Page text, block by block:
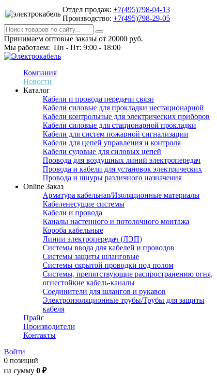
Отдел продаж: +7(495)798-04-13
Производство: +7(495)798-29-05
Принимаем оптовые заказы от 20000 руб.
Мы работаем: Пн - Пт: 9:00 - 18:00
Компания
Новости
Каталог
Кабели и провода передачи связи
Кабели силовые для прокладки нестационарной
Кабели контрольные для электрических приборов
Кабели силовые для стационарной прокладки
Кабели для систем пожарной сигнализации
Кабели для цепей управления и контроля
Кабели судовые для силовых цепей
Провода для воздушных линий электропередач
Провода и кабели для установок электрических
Провода и шнуры различного назначения
Online Заказ
Арматура кабельная/Изоляционные материалы
Кабеленесущие системы
Кабели и провода
Каналы настенного и потолочного монтажа
Короба кабельные
Линии электропередач (ЛЭП)
Системы ввода для кабелей и проводов
Системы защиты шланговые
Системы скрытой проводки под полом
Системы, препятствующие распространению огня,
огнестойкие кабель-каналы
Соединители для шлангов и рукавов
Электроизоляционные трубы/Трубы для защиты
кабеля
Прайс
Производители
Контакты
Войти
0 позиций
на сумму 0 ₽